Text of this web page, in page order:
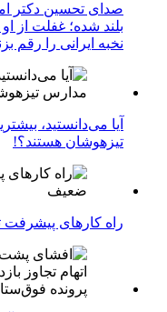
صدای تحسین دکتر
بلند شده؛ غفلت از
نخبه ایرانی را رقم
آیا می‌دانستید،
تیزهوشان هستند؟!
راه کارهای